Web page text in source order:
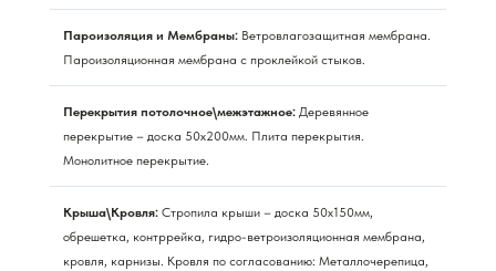
Пароизоляция и Мембраны: Ветровлагозащитная мембрана.
Пароизоляционная мембрана с проклейкой стыков.
Перекрытия потолочное\межэтажное: Деревянное
перекрытие – доска 50х200мм. Плита перекрытия.
Монолитное перекрытие.
Крыша\Кровля: Стропила крыши – доска 50х150мм,
обрешетка, контррейка, гидро-ветроизоляционная мембрана,
кровля, карнизы. Кровля по согласованию: Металлочерепица,